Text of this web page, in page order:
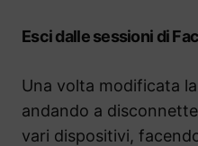
Esci dalle sessioni di
Una volta modificata
andando a
vari dispositivi,